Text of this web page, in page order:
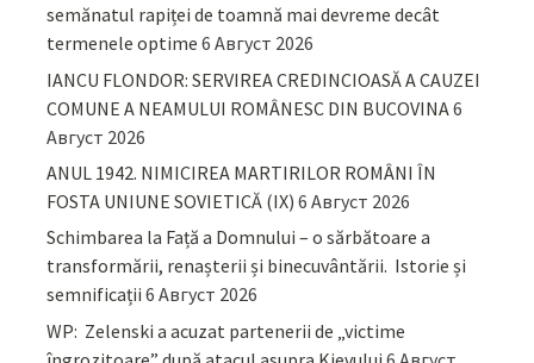
semănatul rapiței de toamnă mai devreme decât
termenele optime 6 Август 2026
IANCU FLONDOR: SERVIREA CREDINCIOASĂ A CAUZEI
COMUNE A NEAMULUI ROMÂNESC DIN BUCOVINA6
Август 2026
ANUL 1942. NIMICIREA MARTIRILOR ROMÂNI ÎN
FOSTA UNIUNE SOVIETICĂ (IX) 6 Август 2026
Schimbarea la Față a Domnului – o sărbătoare a
transformării, renașterii și binecuvântării. Istorie și
semnificații 6 Август 2026
WP: Zelenski a acuzat partenerii de „victime